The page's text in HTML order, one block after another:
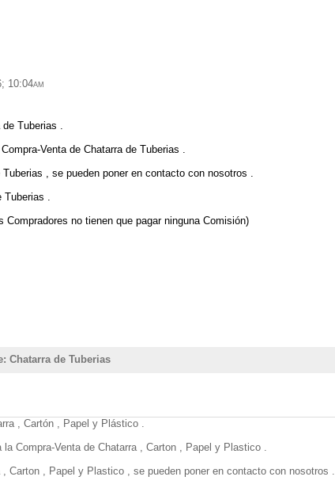
10:04am
Tuberias .
Venta de Chatarra de Tuberias .
, se pueden poner en contacto con nosotros .
.
no tienen que pagar ninguna Comisión)
Chatarra de Tuberias
, Cartón , Papel y Plástico .
Compra-Venta de Chatarra , Carton , Papel y Plastico .
Carton , Papel y Plastico , se pueden poner en contacto con nosotros .